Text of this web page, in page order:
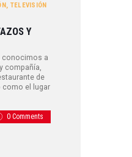
, TELEVISIÓN
Y
conocimos a
compañía,
de
como el lugar
0 Comments